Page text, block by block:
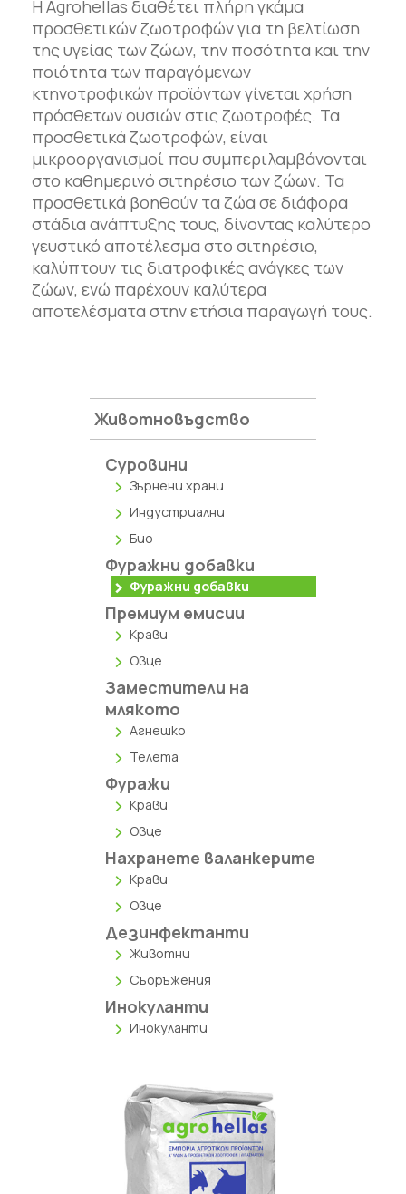
Η Agrohellas διαθέτει πλήρη γκάμα
προσθετικών ζωοτροφών για τη βελτίωση
της υγείας των ζώων, την ποσότητα και την
ποιότητα των παραγόμενων
κτηνοτροφικών προϊόντων γίνεται χρήση
πρόσθετων ουσιών στις ζωοτροφές. Τα
προσθετικά ζωοτροφών, είναι
μικροοργανισμοί που συμπεριλαμβάνονται
στο καθημερινό σιτηρέσιο των ζώων. Τα
προσθετικά βοηθούν τα ζώα σε διάφορα
στάδια ανάπτυξης τους, δίνοντας καλύτερο
γευστικό αποτέλεσμα στο σιτηρέσιο,
καλύπτουν τις διατροφικές ανάγκες των
ζώων, ενώ παρέχουν καλύτερα
αποτελέσματα στην ετήσια παραγωγή τους.
Животновъдство
Суровини
Зърнени храни
Индустриални
Био
Фуражни добавки
Фуражни добавки
Премиум емисии
Крави
Овце
Заместители на
млякото
Агнешко
Телета
Фуражи
Крави
Овце
Нахранете валанкерите
Крави
Овце
Дезинфектанти
Животни
Съоръжения
Инокуланти
Инокуланти